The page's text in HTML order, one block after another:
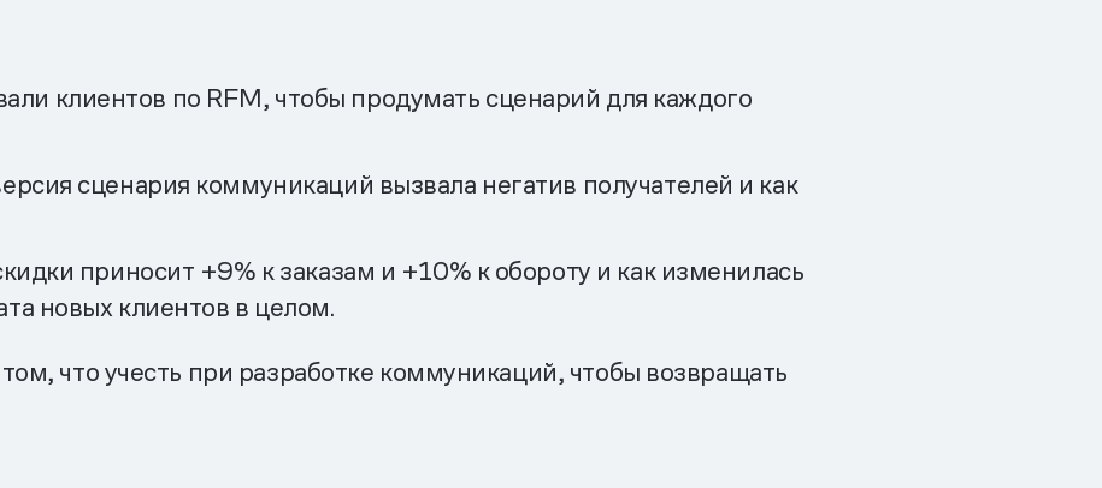
клиентов по RFM, чтобы продумать сценарий для каждого
сценария коммуникаций вызвала негатив получателей и как
приносит +9% к заказам и +10% к обороту и как изменилась
новых клиентов в целом.
что учесть при разработке коммуникаций, чтобы возвращать